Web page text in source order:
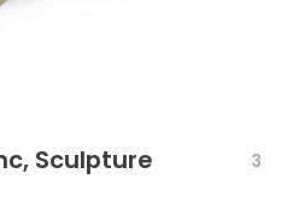
Sculpture 3